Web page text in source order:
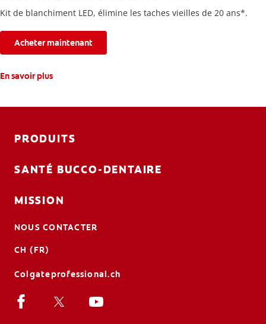
Kit de blanchiment LED, élimine les taches vieilles de 20 ans*.
Acheter maintenant
En savoir plus
PRODUITS
SANTÉ BUCCO-DENTAIRE
MISSION
NOUS CONTACTER
CH (FR)
Colgateprofessional.ch